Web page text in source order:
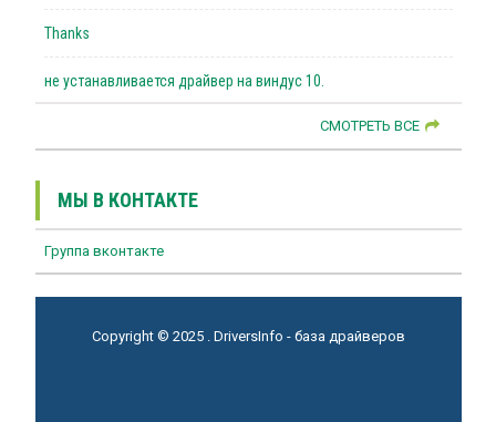
Thanks
не устанавливается драйвер на виндус 10.
СМОТРЕТЬ ВСЕ
МЫ В КОНТАКТЕ
Группа вконтакте
Copyright © 2025 . DriversInfo - база драйверов